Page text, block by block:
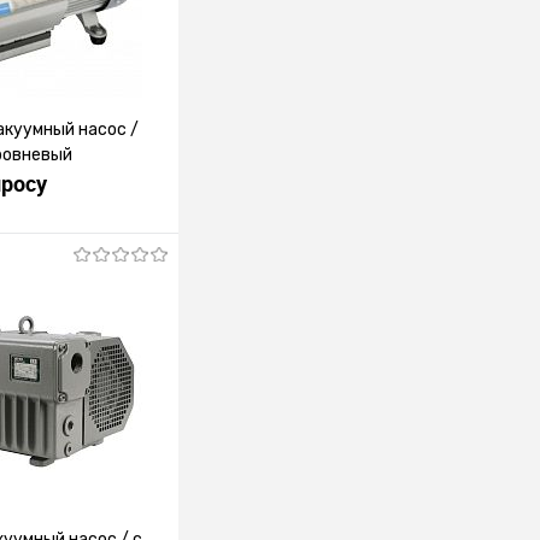
насос /
цену
К сравнению
Под заказ